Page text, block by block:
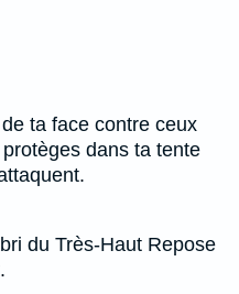
ta face contre ceux
dans ta tente
du Très-Haut Repose